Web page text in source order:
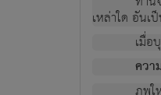
เหล่าใด อันเ
เมื่อ
ควา